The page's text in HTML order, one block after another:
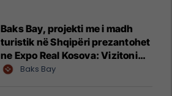
Baks Bay, projekti me i madh
turistik në Shqipëri prezantohet
ne Expo Real Kosova: Vizitoni
shtandin dhe zbuloni
Baks Bay